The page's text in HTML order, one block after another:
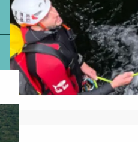
Ouverture et coordonnées